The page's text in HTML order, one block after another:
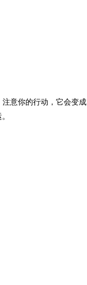
意你的行动，它会变成